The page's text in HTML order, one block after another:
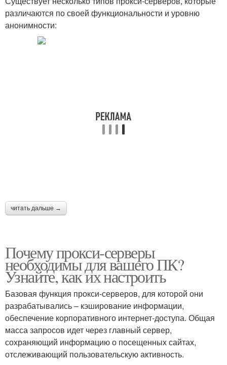
различаются по своей функциональности и уровню
анонимности:
читать дальше →
Почему прокси-серверы
необходимы для вашего ПК?
Узнайте, как их настроить
Базовая функция прокси-серверов, для которой они
разрабатывались – кэширование информации,
обеспечение корпоративного интернет-доступа. Общая
масса запросов идет через главный сервер,
сохраняющий информацию о посещенных сайтах,
отслеживающий пользовательскую активность.